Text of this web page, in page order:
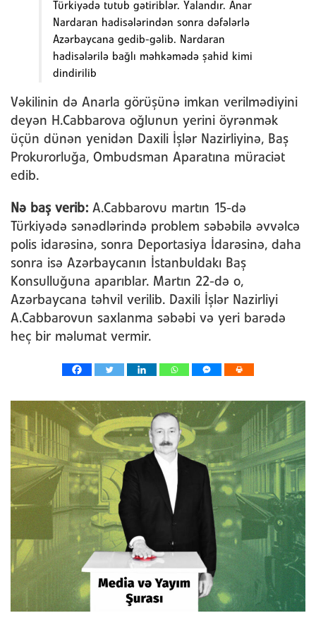
Türkiyədə tutub gətiriblər. Yalandır. Anar
Nardaran hadisələrindən sonra dəfələrlə
Azərbaycana gedib-gəlib. Nardaran
hadisələrilə bağlı məhkəmədə şahid kimi
dindirilib
Vəkilinin də Anarla görüşünə imkan verilmədiyini
deyən H.Cabbarova oğlunun yerini öyrənmək
üçün dünən yenidən Daxili İşlər Nazirliyinə, Baş
Prokurorluğa, Ombudsman Aparatına müraciət
edib.
Nə baş verib: A.Cabbarovu martın 15-də
Türkiyədə sənədlərində problem səbəbilə əvvəlcə
polis idarəsinə, sonra Deportasiya İdarəsinə, daha
sonra isə Azərbaycanın İstanbuldakı Baş
Konsulluğuna aparıblar. Martın 22-də o,
Azərbaycana təhvil verilib. Daxili İşlər Nazirliyi
A.Cabbarovun saxlanma səbəbi və yeri barədə
heç bir məlumat vermir.